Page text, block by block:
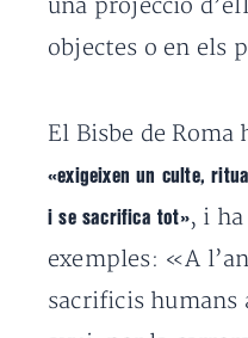
una projecció
objectes o en els
El Bisbe de
«exigeixen un culte,
i se sacrifica tot», i ha
exemples: «A
sacrificis humans